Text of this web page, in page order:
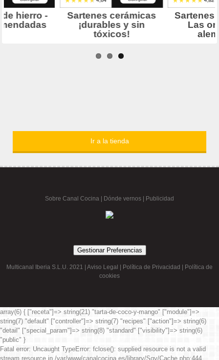
Ir a la tienda
Sobre Canal Cocina Dónde vernos | Publicidad
Gestionar Preferencias
Multicanal Iberia S.L.U. 2021 | Aviso Legal Política de Privacidad
Política de
cookies
array(6) { ["receta"]=> string(21) "tarta-de-coco-y-mango" ["module"]=>
string(7) "default" ["controller"]=> string(7) "recipes" ["action"]=> string(6)
"detail" ["special_param"]=> string(8) "standard" ["visibility"]=> string(6)
"public" }
Fatal error: Uncaught TypeError: fclose(): supplied resource is not a valid
stream resource in /var/www/canalcocina.es/library/Sqy/Cache.php:444